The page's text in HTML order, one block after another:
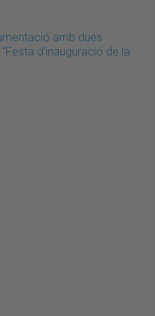
amb dues
d'inauguració de la